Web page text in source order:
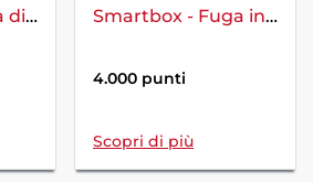
Smartbox - Fuga di 2 giorni con tour in bicicletta Smartbox - Fuga in campagna: 1 notte in agriturismo con degustazione
4.000 punti
Scopri di più